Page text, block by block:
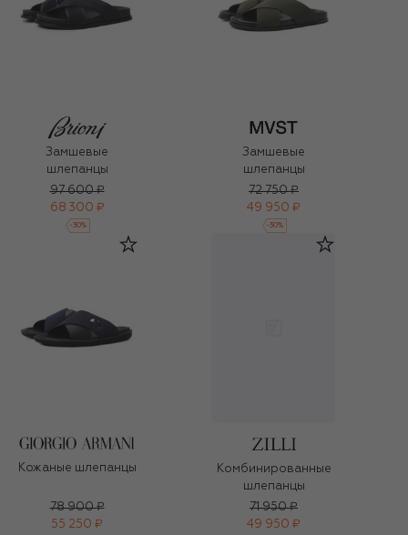
Замшевые
шлепанцы
97 600 ₽
68 300 ₽
-30%
Замшевые
шлепанцы
72 750 ₽
49 950 ₽
-30%
Кожаные шлепанцы
78 900 ₽
55 250 ₽
Комбинированные
шлепанцы
71 950 ₽
49 950 ₽